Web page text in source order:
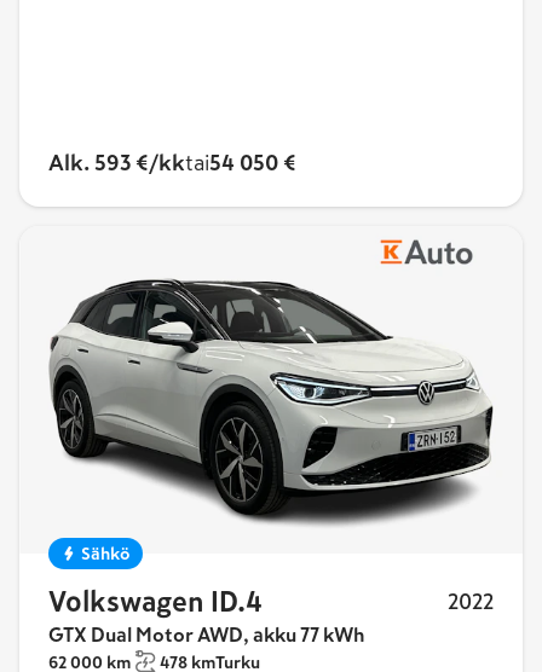
Alk. 593 €/kktai54 050 €
Sähkö
Volkswagen ID.4 2022
GTX Dual Motor AWD, akku 77 kWh
62 000 km 478 kmTurku